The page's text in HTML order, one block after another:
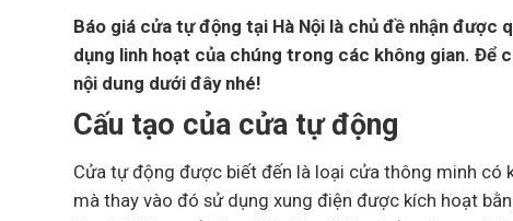
Báo giá cửa tự động tại Hà Nội là chủ đề nhận được
dụng linh hoạt của chúng trong các không gian. Để
nội dung dưới đây nhé!
Cấu tạo của cửa tự động
Cửa tự động được biết đến là loại cửa thông minh có
mà thay vào đó sử dụng xung điện được kích hoạt